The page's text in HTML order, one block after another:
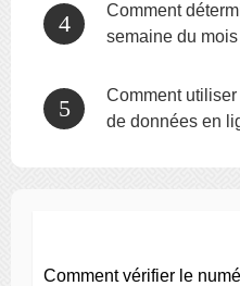
Comment
semaine du mois
Comment
de données en
Comment vérifier le